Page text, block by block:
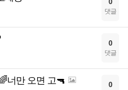
0
댓글
0
댓글
너만 오면 고🔫 0